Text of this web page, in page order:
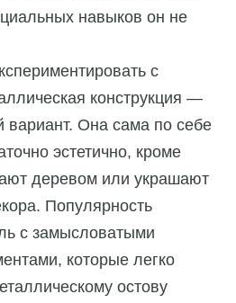
навыков он не
с
конструкция —
вариант. Она сама по себе
эстетично, кроме
деревом или украшают
Популярность
с замысловатыми
которые легко
остову